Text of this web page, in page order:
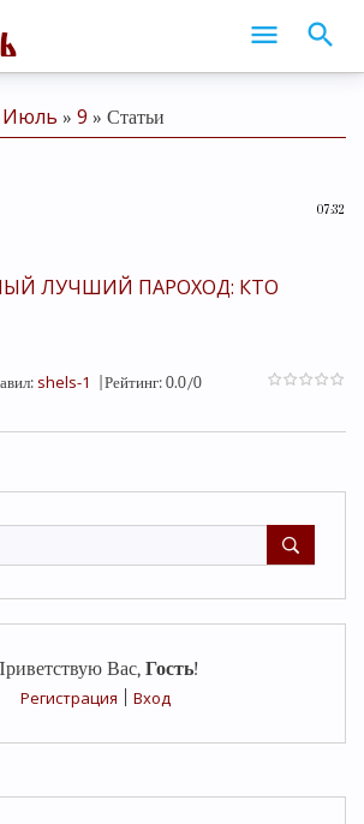
Вас, Гость!
Регистрация
Вход
Июль » 9 » Статьи
07:32
ЛУЧШИЙ ПАРОХОД: КТО
: shels-1 Рейтинг: 0.0/0